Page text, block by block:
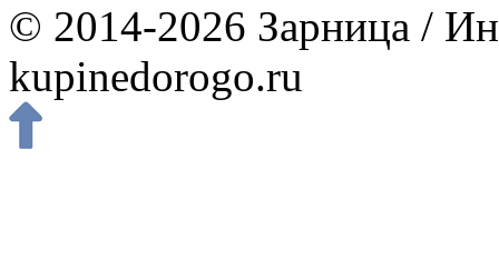
© 2014-2026 Зарница /
kupinedorogo.ru